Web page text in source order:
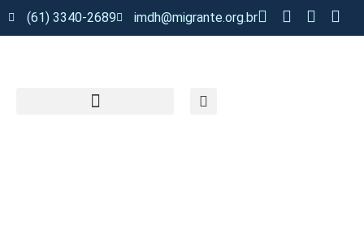
(61) 3340-2689 imdh@migrante.org.br